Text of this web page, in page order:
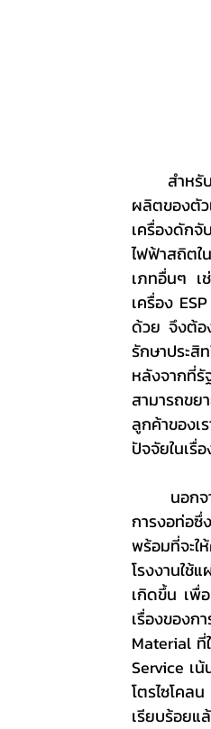
	สำหรับความพิเศษของโรงงานแห่งนี้ บริษัท แอร์โรว์ เอ็นเนอร์ยี่ จำกัด ได้วางแผนในเรื่องของไลน์การ
ผลิตของตัว
เครื่องดักจั
ไฟฟ้าสถิต
เภทอื่นๆ เ
เครื่อง
ด้วย จึงต้อ
รักษาประสิ
หลังจากที่
สามารถขย
ลูกค้าของเ
ปัจจัยในเรื่
การงอท่อ
พร้อมที่จะ
โรงงานใช้
เกิดขึ้น เพื่
เรื่องของก
Material ที่
Service เ
โตรไซโค
เรียบร้อยแ